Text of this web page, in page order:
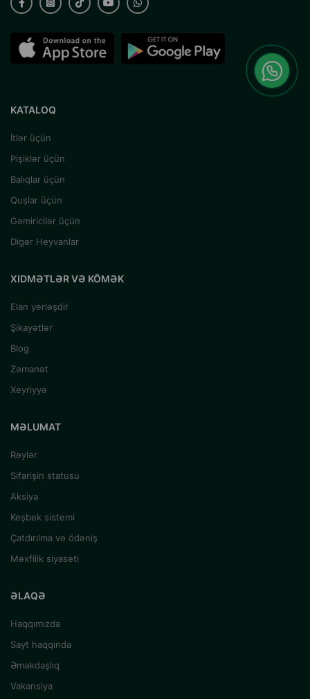
KATALOQ
İtlər üçün
Pişiklər üçün
Balıqlar üçün
Quşlar üçün
Gəmiricilər üçün
Digər Heyvanlar
XIDMƏTLƏR VƏ KÖMƏK
Elan yerləşdir
Şikayətlər
Blog
Zəmanət
Xeyriyyə
MƏLUMAT
Rəylər
Sifarişin statusu
Aksiya
Keşbek sistemi
Çatdırılma və ödəniş
Məxfilik siyasəti
ƏLAQƏ
Haqqımızda
Sayt haqqında
Əməkdaşlıq
Vakansiya